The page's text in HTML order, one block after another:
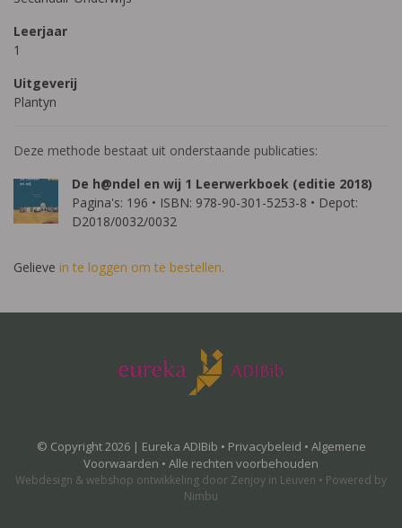
Leerjaar
1
Uitgeverij
Plantyn
Deze methode bestaat uit onderstaande publicaties:
De h@ndel en wij 1 Leerwerkboek (editie 2018)
Pagina's: 196 • ISBN: 978-90-301-5253-8 • Depot:
D2018/0032/0032
Gelieve in te loggen om te bestellen.
© Copyright 2026 | Eureka ADIBib • Privacybeleid • Algemene
Voorwaarden • Alle rechten voorbehouden
Webdesign & webshop ontwikkeling door Zenjoy in Leuven • Powered by
Nimbu